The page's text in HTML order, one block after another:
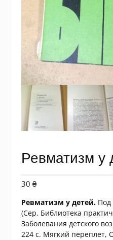
Ревматизм у
30 ₴
Ревматизм у детей. Под
(Сер. Библиотека
Заболевания детского
224 с. Мягкий